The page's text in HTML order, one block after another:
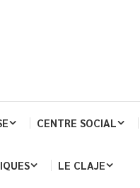
CENTRE SOCIAL
LE CLAJE